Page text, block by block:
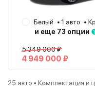
Белый 1 авто
и еще 73 опции
5 349 000 ₽
4 949 000 ₽
25 авто • Комплектация и